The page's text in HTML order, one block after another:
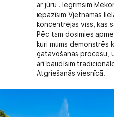
ar jūru . Iegrimsim
iepazīsim Vjetnamas
koncentrējas viss, kas
Pēc tam dosimies
kuri mums demonstrēs
gatavošanas procesu,
arī baudīsim
Atgriešanās viesnīcā.